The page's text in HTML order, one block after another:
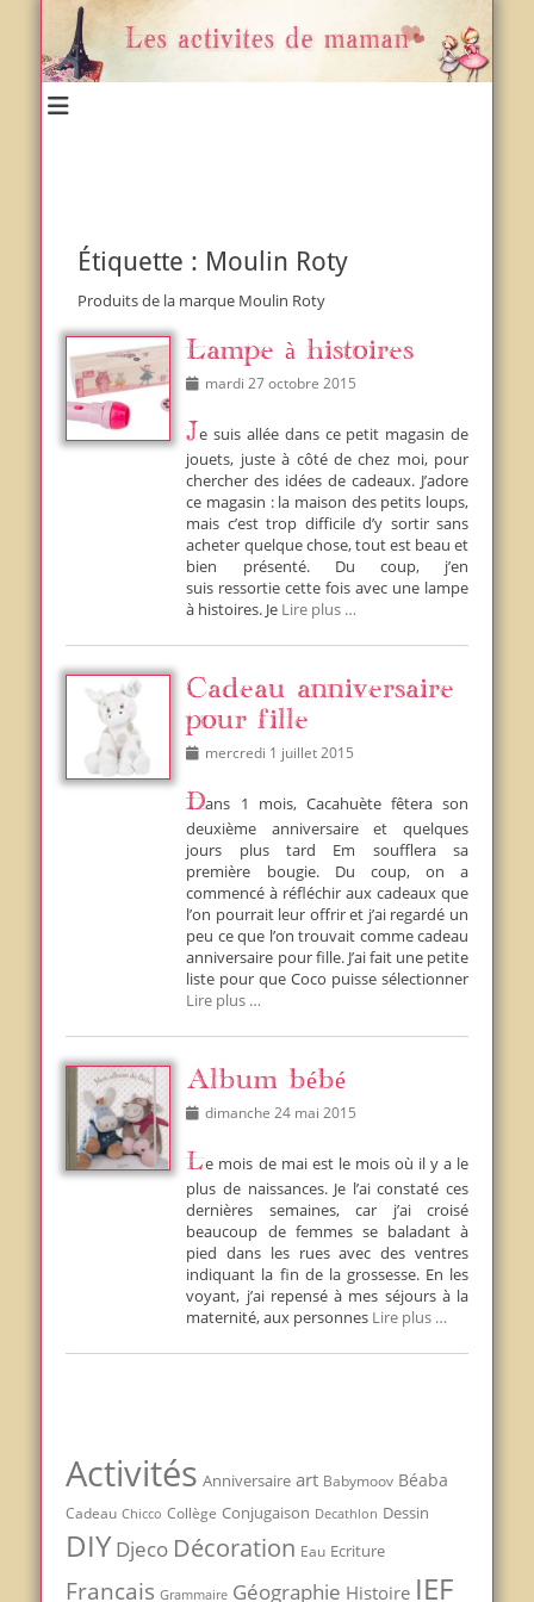
Étiquette : Moulin Roty
Produits de la marque Moulin Roty
Lampe à histoires
Postedmardi 27 octobre 2015
Je suis allée dans ce petit magasin de
jouets, juste à côté de chez moi, pour
chercher des idées de cadeaux. J’adore
ce magasin : la maison des petits loups,
mais c’est trop difficile d’y sortir sans
acheter quelque chose, tout est beau et
bien présenté. Du coup, j’en
suis ressortie cette fois avec une lampe
à histoires. Je Lire plus …
Cadeau anniversaire
pour fille
Postedmercredi 1 juillet 2015
Dans 1 mois, Cacahuète fêtera son
deuxième anniversaire et quelques
jours plus tard Em soufflera sa
première bougie. Du coup, on a
commencé à réfléchir aux cadeaux que
l’on pourrait leur offrir et j’ai regardé un
peu ce que l’on trouvait comme cadeau
anniversaire pour fille. J’ai fait une petite
liste pour que Coco puisse sélectionner
Lire plus …
Album bébé
Posted
dimanche 24 mai 2015
Le mois de mai est le mois où il y a le
plus de naissances. Je l’ai constaté ces
dernières semaines, car j’ai croisé
beaucoup de femmes se baladant à
pied dans les rues avec des ventres
indiquant la fin de la grossesse. En les
voyant, j’ai repensé à mes séjours à la
maternité, aux personnes Lire plus …
Activités Anniversaire art Babymoov Béaba
Cadeau Chicco Collège Conjugaison Decathlon Dessin
DIY Djeco Décoration Eau Ecriture
Francais Grammaire Géographie Histoire IEF